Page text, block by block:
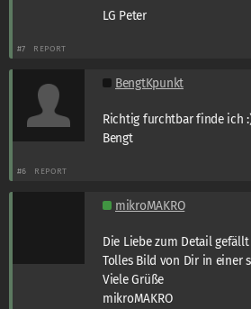
LG Peter
#7 REPORT
BengtKpunkt
Richtig furchtbar finde ich
Bengt
#6 REPORT
mikroMAKRO
Die Liebe zum Detail
Tolles Bild von Dir in einer
Viele Grüße
mikroMAKRO